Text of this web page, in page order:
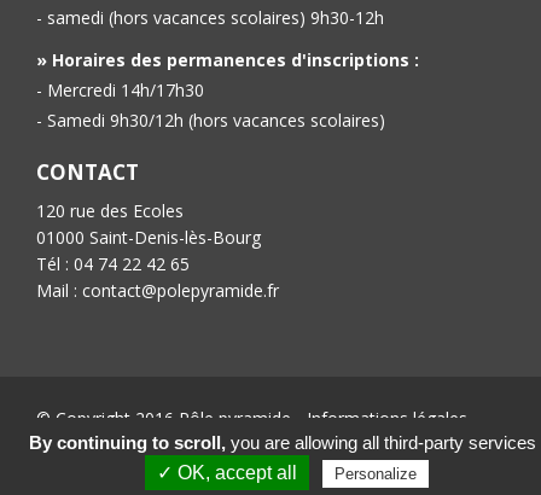
- samedi (hors vacances scolaires) 9h30-12h
» Horaires des permanences d'inscriptions :
- Mercredi 14h/17h30
- Samedi 9h30/12h (hors vacances scolaires)
CONTACT
120 rue des Ecoles
01000 Saint-Denis-lès-Bourg
Tél : 04 74 22 42 65
Mail : contact@polepyramide.fr
© Copyright 2016 Pôle pyramide - Informations légales
Conception :Ab’6net
By continuing to scroll, you are allowing all third-party services
✓ OK, accept all
Personalize